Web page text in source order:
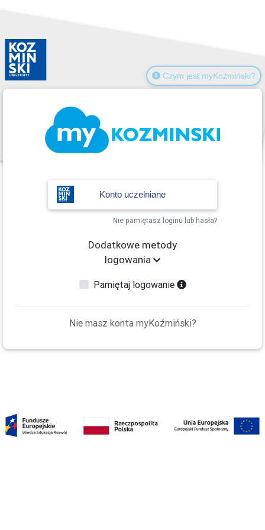
Czym jest myKoźmiński?
Konto uczelniane
Nie pamiętasz loginu lub hasła?
Dodatkowe metody
logowania
Pamiętaj logowanie
Nie masz konta myKoźmiński?